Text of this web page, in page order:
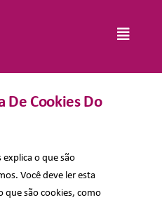
Toggle
Legais
De Cookies Do
explica o que são
Você deve ler esta
que são cookies, como